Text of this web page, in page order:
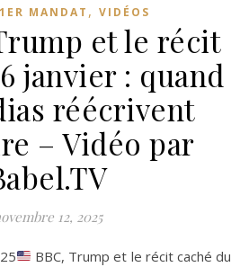
MANDAT , VIDÉOS
et le récit
janvier : quand
réécrivent
– Vidéo par
12, 2025
BBC, Trump et le récit caché du